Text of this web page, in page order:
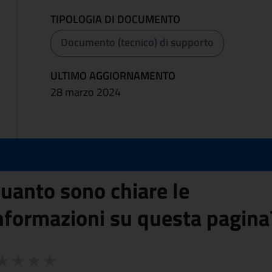
TIPOLOGIA DI DOCUMENTO
Documento (tecnico) di supporto
ULTIMO AGGIORNAMENTO
28 marzo 2024
sono chiare le
su questa